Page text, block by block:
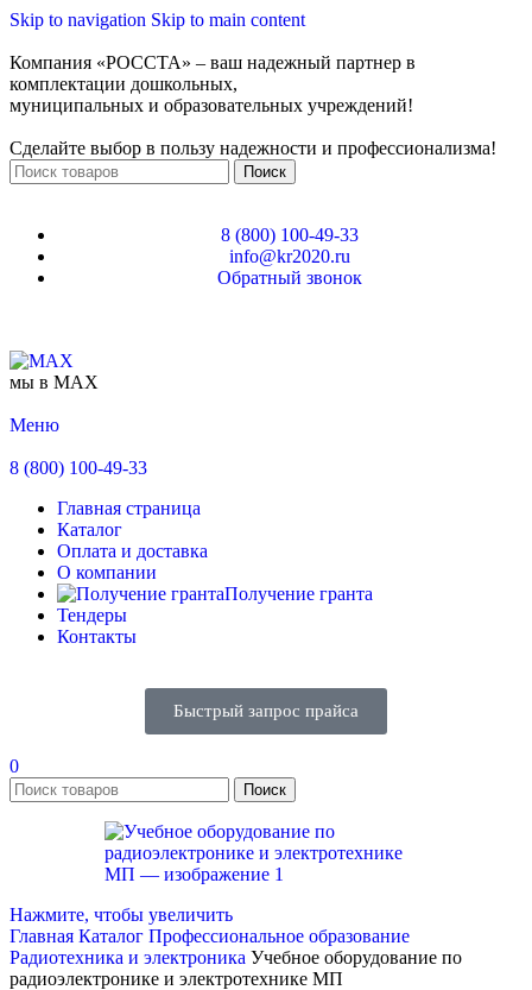
Skip to navigation Skip to main content
Компания «РОССТА» – ваш надежный партнер в
комплектации дошкольных,
муниципальных и образовательных учреждений!
Сделайте выбор в пользу надежности и профессионализма!
Поиск
8 (800) 100-49-33
info@kr2020.ru
Обратный звонок
мы в MAX
Меню
8 (800) 100-49-33
Главная страница
Каталог
Оплата и доставка
О компании
Получение гранта
Тендеры
Контакты
Быстрый запрос прайса
0
Поиск
Нажмите, чтобы увеличить
Главная Каталог Профессиональное образование
Радиотехника и электроника Учебное оборудование по
радиоэлектронике и электротехнике МП